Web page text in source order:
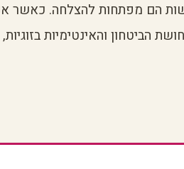
הם מפתחות להצלחה. כאשר
הביטחון והאינטימיות